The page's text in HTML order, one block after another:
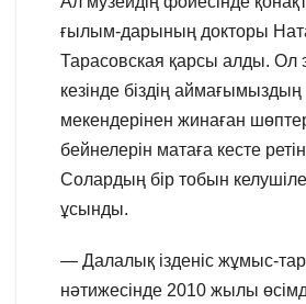
ғылым-дарының докторы
Тарасовская қарсы алды. Ол
кезінде біздің аймағымыздың
мекендерінен жинаған
бейнелерін матаға кесте
Солардың бір тобын
ұсынды.
— Далалық ізденіс жұмыс-
нәтижесінде 2010 жылы